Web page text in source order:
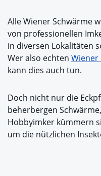
Alle Wiener Schwärme
von professionellen
in diversen Lokalitäten
Wer also echten
kann dies auch tun.
Doch nicht nur die
beherbergen
Hobbyimker kümmern
um die nützlichen